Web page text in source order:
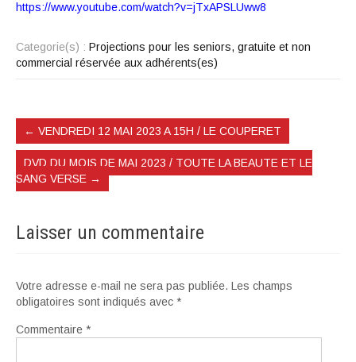
https://www.youtube.com/watch?v=jTxAPSLUww8
Categorie(s) : Projections pour les seniors, gratuite et non
commercial réservée aux adhérents(es)
← VENDREDI 12 MAI 2023 A 15H / LE COUPERET
DVD DU MOIS DE MAI 2023 / TOUTE LA BEAUTE ET LE
SANG VERSE →
Laisser un commentaire
Votre adresse e-mail ne sera pas publiée. Les champs
obligatoires sont indiqués avec *
Commentaire *